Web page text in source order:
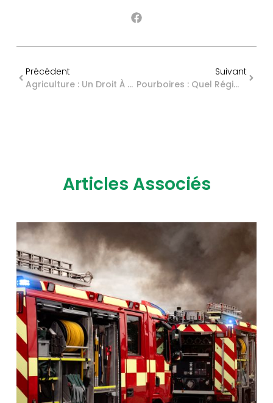
Précédent
Agriculture : Un Droit À L’essai Effectif !
Suivant
Pourboires : Quel Régime Social Et Fiscal En 2026 ?
Articles Associés